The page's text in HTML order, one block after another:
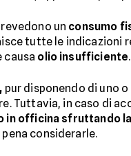
un consumo
tutte le indicazioni
causa olio insufficiente.
pur disponendo di uno
Tuttavia, in caso di
in officina sfruttando
considerarle.